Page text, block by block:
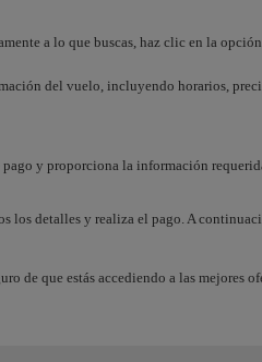
a lo que buscas, haz clic en la
del vuelo, incluyendo horarios,
y proporciona la información
los detalles y realiza el pago. A
de que estás accediendo a las mejores